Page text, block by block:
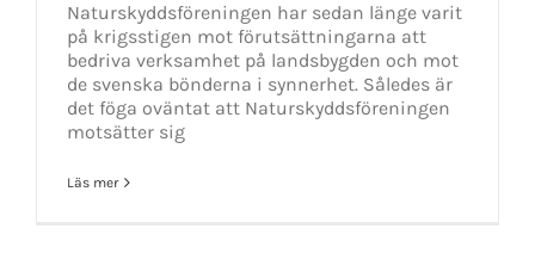
Naturskyddsföreningen har sedan länge varit
på krigsstigen mot förutsättningarna att
bedriva verksamhet på landsbygden och mot
de svenska bönderna i synnerhet. Således är
det föga oväntat att Naturskyddsföreningen
motsätter sig
Läs mer